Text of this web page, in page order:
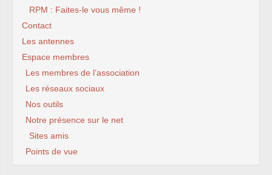
RPM : Faites-le vous même !
Contact
Les antennes
Espace membres
Les membres de l’association
Les réseaux sociaux
Nos outils
Notre présence sur le net
Sites amis
Points de vue